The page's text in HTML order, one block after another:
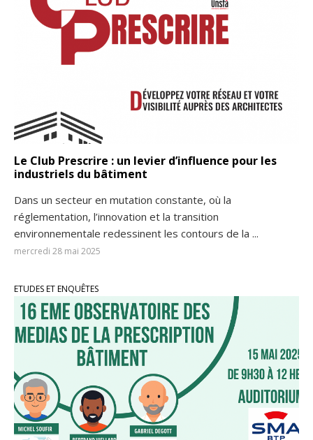
Le Club Prescrire : un levier d’influence pour les
industriels du bâtiment
Dans un secteur en mutation constante, où la
réglementation, l’innovation et la transition
environnementale redessinent les contours de la ...
mercredi 28 mai 2025
ETUDES ET ENQUÊTES